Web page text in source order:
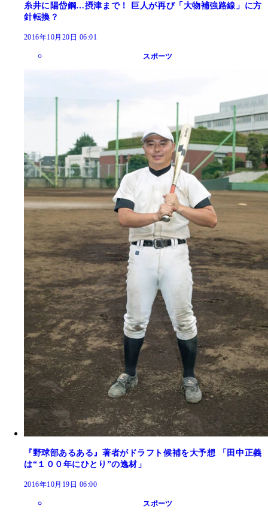
糸井に陽岱鋼…摂津まで！ 巨人が再び「大物補強路線」に方
針転換？
2016年10月20日 06:01
スポーツ
『野球部あるある』著者がドラフト候補を大予想 「田中正義
は“１００年にひとり”の逸材」
2016年10月19日 06:00
スポーツ